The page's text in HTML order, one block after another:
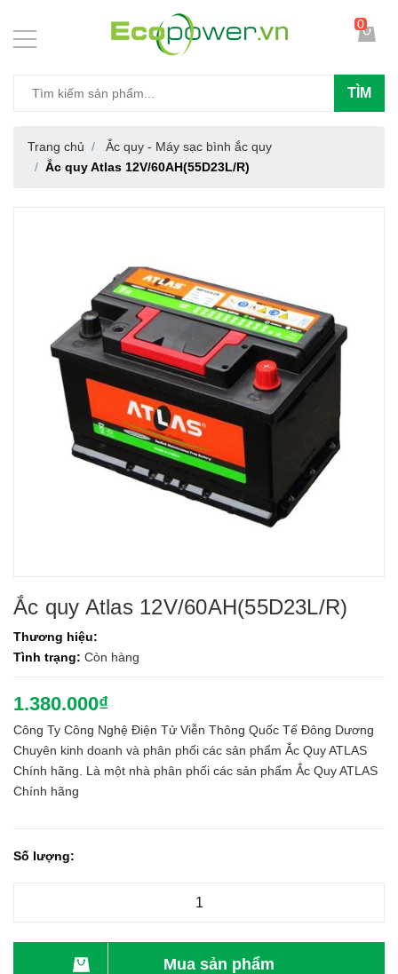
TÌM
0
Trang chủ
Ắc quy - Máy sạc bình ắc quy
Ắc quy Atlas 12V/60AH(55D23L/R)
Ắc quy Atlas 12V/60AH(55D23L/R)
Thương hiệu:
Tình trạng: Còn hàng
1.380.000₫
Công Ty Công Nghệ Điện Tử Viễn Thông Quốc Tế Đông Dương
Chuyên kinh doanh và phân phối các sản phẩm Ắc Quy ATLAS
Chính hãng. Là một nhà phân phối các sản phẩm Ắc Quy ATLAS
Chính hãng
Số lượng:
Mua sản phẩm